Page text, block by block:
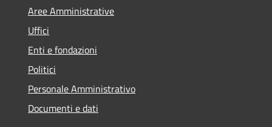
Aree Amministrative
Uffici
Enti e fondazioni
Politici
Personale Amministrativo
Documenti e dati